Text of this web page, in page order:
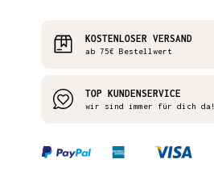
KOSTENLOSER VERSAND
ab 75€ Bestellwert
TOP KUNDENSERVICE
wir sind immer für dich da!